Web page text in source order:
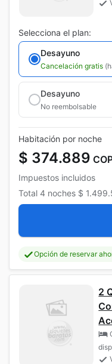
Selecciona el plan:
Desayuno
Cancelación gratis
Desayuno
No reembolsable
Habitación por noche
$ 374.889
Impuestos incluidos
Total 4 noches $
Opción de reservar
2